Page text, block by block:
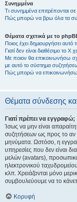
Συνημμένα
Τι συνημμένα επιτρέπονται
Πώς μπορώ να βρω όλα τα
Θέματα σχετικά με το
Ποιος έχει δημιουργήσει
Γιατί δεν είναι διαθέσιμο το Χ
Με ποιον θα επικοινωνήσω
με αυτό το σύστημα
Πώς μπορώ να επικοινωνήσω
Θέματα σύνδεσης
Γιατί πρέπει να εγγραφώ;
Ίσως να μην είναι
συζητήσεων ως προς το αν
μηνύματα. Ωστόσο, η
υπηρεσίες που δεν είναι
μελών (avatars),
ηλεκτρονικού
κλπ. Χρειάζονται μόνο
συμβουλεύουμε να το
Κορυφή